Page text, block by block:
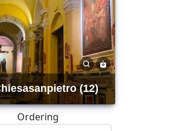
chiesasanpietro (12)
Ordering